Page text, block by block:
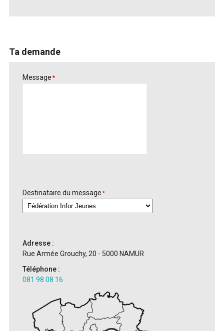
Ta demande
Message *
Destinataire du message *
Adresse :
Rue Armée Grouchy, 20 - 5000 NAMUR
Téléphone :
081 98 08 16